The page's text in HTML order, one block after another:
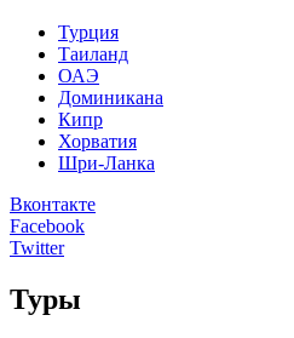
Турция
Таиланд
ОАЭ
Доминикана
Кипр
Хорватия
Шри-Ланка
Вконтакте
Facebook
Twitter
Туры